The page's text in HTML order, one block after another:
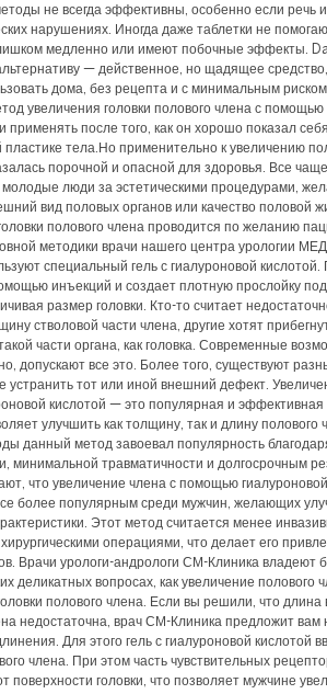
не всегда эффективны, особенно если речь
нарушениях. Иногда даже таблетки не
медленно или имеют побочные эффекты.
— действенное, но щадящее
дома, без рецепта и с минимальным
увеличения головки полового члена с
применять после того, как он хорошо показал
пластике тела.Но применительно к увеличению
порочной и опасной для здоровья. Все
люди за эстетическими процедурами,
вид половых органов или качество половой
полового члена проводится по желанию
методики врачи нашего центра урологии
специальный гель с гиалуроновой кислотой.
инъекций и создает плотную прослойку
размер головки. Кто-то считает
стволовой части члена, другие хотят
части органа, как головка. Современные
допускают все это. Более того, существуют
устранить тот или иной внешний дефект.
кислотой — это популярная и эффективная
улучшить как толщину, так и длину полового
данный метод завоевал популярность
минимальной травматичности и долгосрочным
что увеличение члена с помощью
более популярным среди мужчин, желающих
Этот метод считается менее
операциями, что делает его
Врачи урологи-андрологи СМ-Клиника владеют
деликатных вопросах, как увеличение полового
полового члена. Если вы решили, что длина
недостаточна, врач СМ-Клиника предложит вам
Для этого гель с гиалуроновой кислотой
члена. При этом часть чувствительных
поверхности головки, что позволяет мужчине